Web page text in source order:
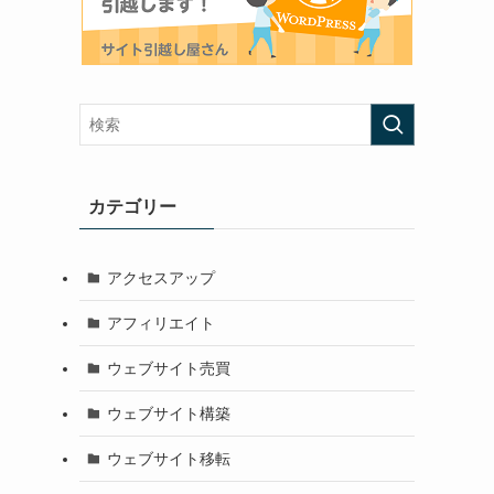
カテゴリー
アクセスアップ
アフィリエイト
ウェブサイト売買
ウェブサイト構築
ウェブサイト移転